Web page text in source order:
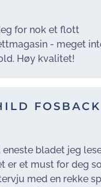
for nok et flott
- meget
Høy kvalitet!
eneste bladet jeg
er et must for deg
med en rekke